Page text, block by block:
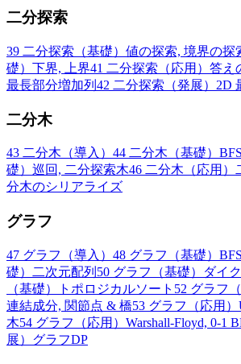
二分探索
39 二分探索（基礎）値の探索, 境界の探
礎）下界, 上界41 二分探索（応用）答え
最長部分増加列 42 二分探索（発展）2D
二分木
43 二分木（導入） 44 二分木（基礎）
礎）巡回, 二分探索木46 二分木（応用）
分木のシリアライズ
グラフ
47 グラフ（導入） 48 グラフ（基礎）
礎）二次元配列 50 グラフ（基礎）ダイ
（基礎）トポロジカルソート 52 グラフ
連結成分, 関節点 & 橋53 グラフ（応用
木54 グラフ（応用）Warshall-Floyd, 0-1
展）グラフDP